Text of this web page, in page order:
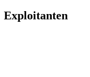
Exploitanten